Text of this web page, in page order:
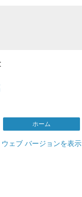
ホーム
ウェブ バージョンを表示